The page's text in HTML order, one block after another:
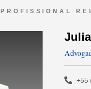
PROFISSIONAL
+55